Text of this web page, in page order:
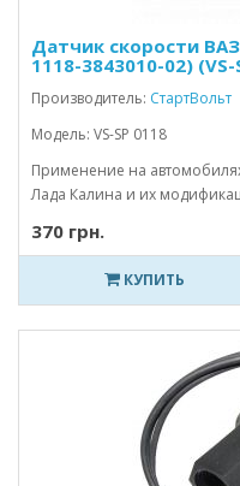
Датчик скорости
1118-3843010-02)
Производитель: СтартВольт
Модель: VS-SP 0118
Применение на
Лада Калина и их
370 грн.
КУПИТЬ